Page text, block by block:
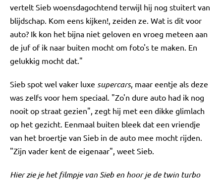
vertelt Sieb woensdagochtend terwijl hij nog stuitert van
blijdschap. Kom eens kijken!, zeiden ze. Wat is dit voor
auto? Ik kon het bijna niet geloven en vroeg meteen aan
de juf of ik naar buiten mocht om foto's te maken. En
gelukkig mocht dat."
Sieb spot wel vaker luxe supercars, maar eentje als deze
was zelfs voor hem speciaal. "Zo'n dure auto had ik nog
nooit op straat gezien", zegt hij met een dikke glimlach
op het gezicht. Eenmaal buiten bleek dat een vriendje
van het broertje van Sieb in de auto mee mocht rijden.
"Zijn vader kent de eigenaar", weet Sieb.
Hier zie je het filmpje van Sieb en hoor je de twin turbo